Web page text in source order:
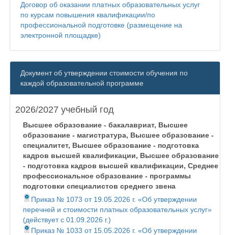
Договор об оказании платных образовательных услуг
по курсам повышения квалификации/по
профессиональной подготовке (размещение на
электронной площадке)
Документ об утверждении стоимости обучения по
каждой образовательной программе
2026/2027 учебный год
Высшее образование - бакалавриат, Высшее
образование - магистратура, Высшее образование -
специалитет, Высшее образование - подготовка
кадров высшей квалификации, Высшее образование
- подготовка кадров высшей квалификации, Среднее
профессиональное образование - программы
подготовки специалистов среднего звена
Приказ № 1073 от 19.05.2026 г. «Об утверждении
перечней и стоимости платных образовательных услуг»
(действует с 01.09.2026 г.)
Приказ № 1033 от 15.05.2026 г. «Об утверждении